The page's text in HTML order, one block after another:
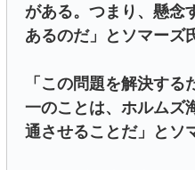
がある。つまり、懸念
あるのだ」とソマーズ
「この問題を解決す
一のことは、ホルムズ
通させることだ」とソ